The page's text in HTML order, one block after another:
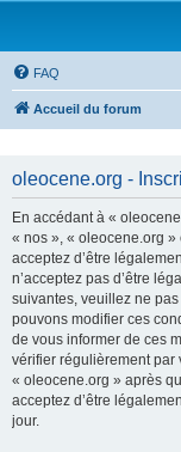
FAQ
Accueil du forum
oleocene.org -
En accédant à «
« nos », « oleocene.org
acceptez d’être
n’acceptez pas d’être
suivantes, veuillez ne
pouvons modifier ces
de vous informer de ces
vérifier régulièrement par
« oleocene.org » après
acceptez d’être
jour.